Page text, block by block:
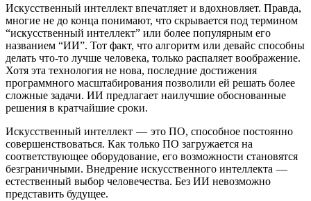
Искусственный интеллект впечатляет и вдохновляет. Правда,
многие не до конца понимают, что скрывается под термином
“искусственный интеллект” или более популярным его
названием “ИИ”. Тот факт, что алгоритм или девайс способны
делать что-то лучше человека, только распаляет воображение.
Хотя эта технология не нова, последние достижения
программного масштабирования позволили ей решать более
сложные задачи. ИИ предлагает наилучшие обоснованные
решения в кратчайшие сроки.
Искусственный интеллект — это ПО, способное постоянно
совершенствоваться. Как только ПО загружается на
соответствующее оборудование, его возможности становятся
безграничными. Внедрение искусственного интеллекта —
естественный выбор человечества. Без ИИ невозможно
представить будущее.